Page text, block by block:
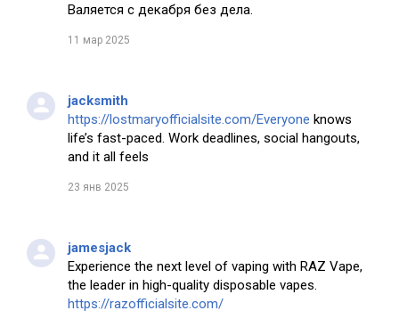
Валяется с декабря без дела.
11 мар 2025
jacksmith
https://lostmaryofficialsite.com/Everyone knows
life’s fast-paced. Work deadlines, social hangouts,
and it all feels
23 янв 2025
jamesjack
Experience the next level of vaping with RAZ Vape,
the leader in high-quality disposable vapes.
https://razofficialsite.com/